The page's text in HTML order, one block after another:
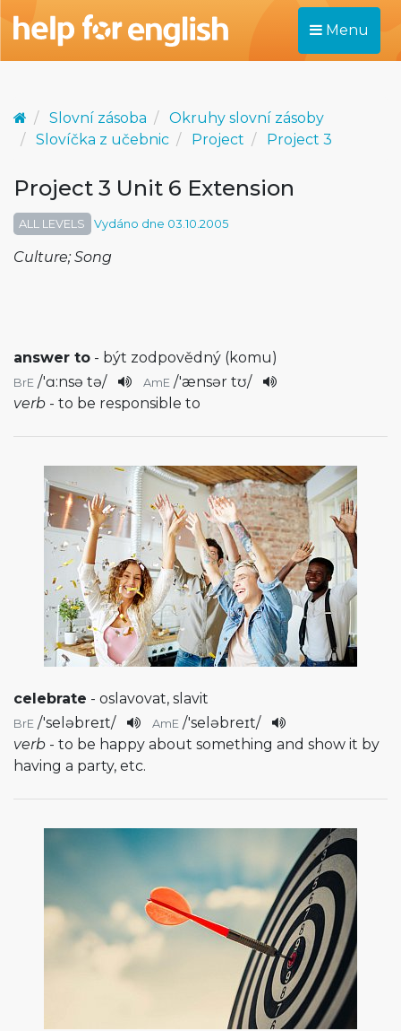
Menu
Slovní zásoba
Okruhy slovní zásoby
Slovíčka z učebnic
Project Project 3
Project 3 Unit 6 Extension
ALL LEVELS Vydáno dne 03.10.2005
Culture; Song
answer to - být zodpovědný (komu)
BrE /'ɑ:nsə tə/ AmE /'ænsər tʊ/
verb - to be responsible to
celebrate - oslavovat, slavit
BrE /'seləbreɪt/ AmE /'seləbreɪt/
verb - to be happy about something and show it by
having a party, etc.